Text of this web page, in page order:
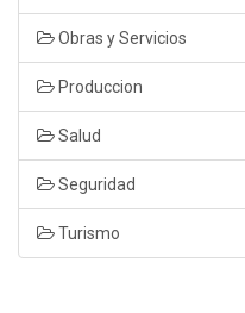
Obras y Servicios
Produccion
Salud
Seguridad
Turismo